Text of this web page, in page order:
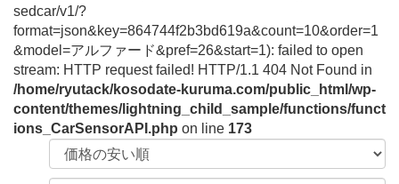
sedcar/v1/?
format=json&key=864744f2b3bd619a&count=10&order=1
&model=アルファード&pref=26&start=1): failed to open
stream: HTTP request failed! HTTP/1.1 404 Not Found in
/home/ryutack/kosodate-kuruma.com/public_html/wp-
content/themes/lightning_child_sample/functions/funct
ions_CarSensorAPI.php on line 173